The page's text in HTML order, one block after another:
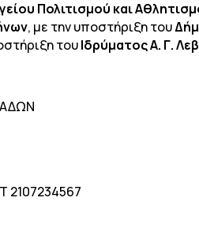
Πολιτισμού και
, με την υποστήριξη του
τουΙδρύματος Α. Γ.
2107234567